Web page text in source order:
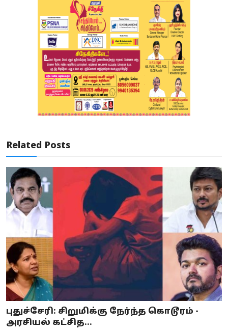
Related Posts
புதுச்சேரி: சிறுமிக்கு நேர்ந்த கொடூரம் -
அரசியல் கட்சித...